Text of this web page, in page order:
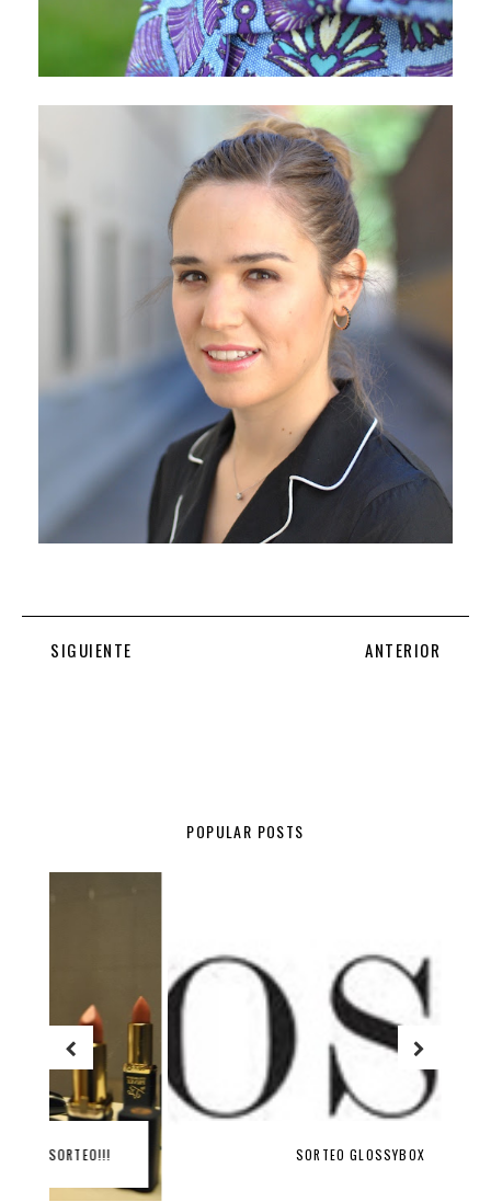
SIGUIENTE ANTERIOR
POPULAR POSTS
SORTEO GLOSSYBOX